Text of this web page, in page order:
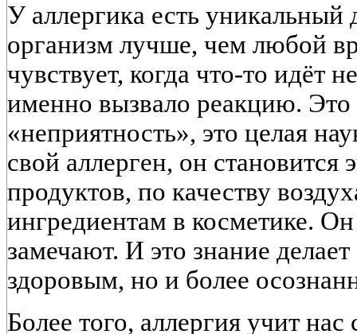
У аллергика есть уникальный
организм лучше, чем любой
чувствует, когда что-то идёт
именно вызвало реакцию. Это
«неприятность», это целая
свой аллерген, он становится
продуктов, по качеству
ингредиентам в косметике.
замечают. И это знание
здоровым, но и более
Более того, аллергия учит